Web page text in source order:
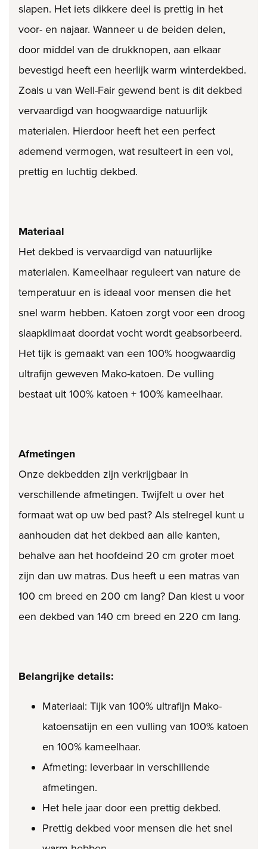
slapen. Het iets dikkere deel is prettig in het
voor- en najaar. Wanneer u de beiden delen,
door middel van de drukknopen, aan elkaar
bevestigd heeft een heerlijk warm winterdekbed.
Zoals u van Well-Fair gewend bent is dit dekbed
vervaardigd van hoogwaardige natuurlijk
materialen. Hierdoor heeft het een perfect
ademend vermogen, wat resulteert in een vol,
prettig en luchtig dekbed.
Materiaal
Het dekbed is vervaardigd van natuurlijke
materialen. Kameelhaar reguleert van nature de
temperatuur en is ideaal voor mensen die het
snel warm hebben. Katoen zorgt voor een droog
slaapklimaat doordat vocht wordt geabsorbeerd.
Het tijk is gemaakt van een 100% hoogwaardig
ultrafijn geweven Mako-katoen. De vulling
bestaat uit 100% katoen + 100% kameelhaar.
Afmetingen
Onze dekbedden zijn verkrijgbaar in
verschillende afmetingen. Twijfelt u over het
formaat wat op uw bed past? Als stelregel kunt u
aanhouden dat het dekbed aan alle kanten,
behalve aan het hoofdeind 20 cm groter moet
zijn dan uw matras. Dus heeft u een matras van
100 cm breed en 200 cm lang? Dan kiest u voor
een dekbed van 140 cm breed en 220 cm lang.
Belangrijke details:
Materiaal: Tijk van 100% ultrafijn Mako-
katoensatijn en een vulling van 100% katoen
en 100% kameelhaar.
Afmeting: leverbaar in verschillende
afmetingen.
Het hele jaar door een prettig dekbed.
Prettig dekbed voor mensen die het snel